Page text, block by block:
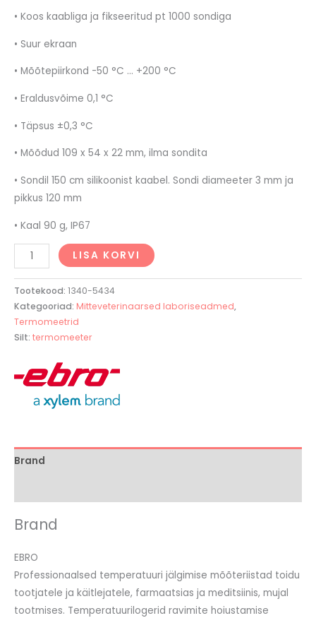
• Koos kaabliga ja fikseeritud pt 1000 sondiga
• Suur ekraan
• Mõõtepiirkond -50 °C … +200 °C
• Eraldusvõime 0,1 °C
• Täpsus ±0,3 °C
• Mõõdud 109 x 54 x 22 mm, ilma sondita
• Sondil 150 cm silikoonist kaabel. Sondi diameeter 3 mm ja
pikkus 120 mm
• Kaal 90 g, IP67
LISA KORVI
Tootekood: 1340-5434
Kategooriad: Mitteveterinaarsed laboriseadmed,
Termomeetrid
Silt: termomeeter
Brand
Brand
EBRO
Professionaalsed temperatuuri jälgimise mõõteriistad toidu
tootjatele ja käitlejatele, farmaatsias ja meditsiinis, mujal
tootmises. Temperatuurilogerid ravimite hoiustamise